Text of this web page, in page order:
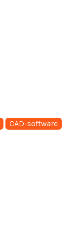
CAD-software